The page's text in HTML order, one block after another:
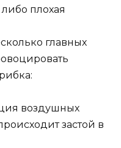
плохая
главных
воздушных
застой в